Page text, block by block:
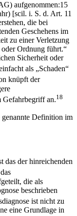
aufgenommen:15
[scil. i. S. d. Art. 11
die bei
Geschehens im
zu einer Verletzung
Ordnung führt.“
Sicherheit oder
als „Schaden“
knüpft der
Gefahrbegriff an.18
genannte Definition im
das der hinreichenden
die als
beschrieben
ist nicht zu
eine Grundlage in